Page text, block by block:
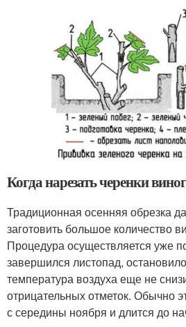
Когда нарезать черенки
Традиционная осенняя обрезка
заготовить большое количество
Процедура осуществляется уже
завершился листопад,
температура воздуха еще не
отрицательных отметок. Обычно
с середины ноября и длится до